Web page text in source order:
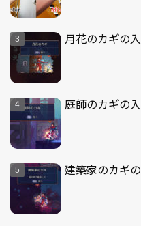
月花のカギの
庭師のカギの
建築家のカギ